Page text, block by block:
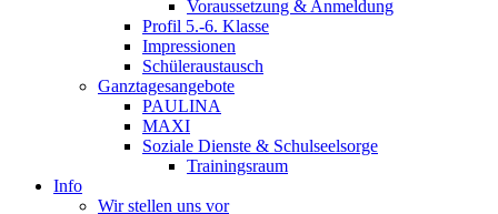
Voraussetzung & Anmeldung
Profil 5.-6. Klasse
Impressionen
Schüleraustausch
Ganztagesangebote
PAULINA
MAXI
Soziale Dienste & Schulseelsorge
Trainingsraum
Info
Wir stellen uns vor